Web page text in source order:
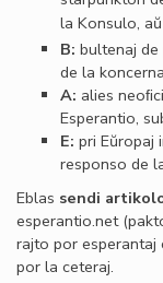
la Konsulo,
B: bultenaj
de la
A: alies
Esperantio,
E: pri Eŭropaj
responso de
Eblas sendi
esperantio.net
rajto por esperantaj
por la ceteraj.